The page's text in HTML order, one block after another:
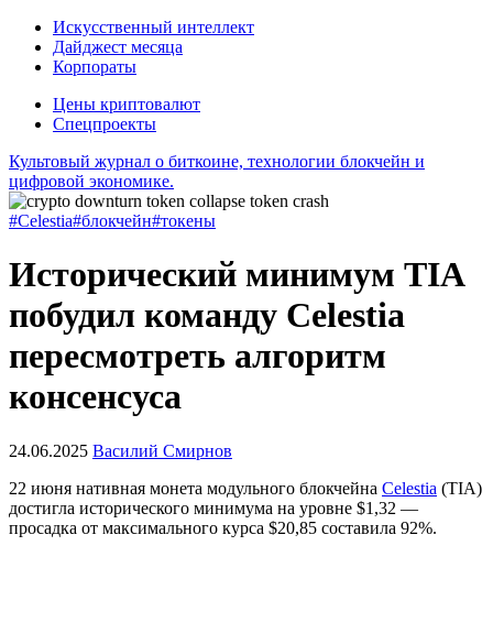
Искусственный интеллект
Дайджест месяца
Корпораты
Цены криптовалют
Спецпроекты
Культовый журнал о биткоине, технологии блокчейн и
цифровой экономике.
#Celestia#блокчейн#токены
Исторический минимум TIA
побудил команду Celestia
пересмотреть алгоритм
консенсуса
24.06.2025 Василий Смирнов
22 июня нативная монета модульного блокчейна Celestia (TIA)
достигла исторического минимума на уровне $1,32 —
просадка от максимального курса $20,85 составила 92%.